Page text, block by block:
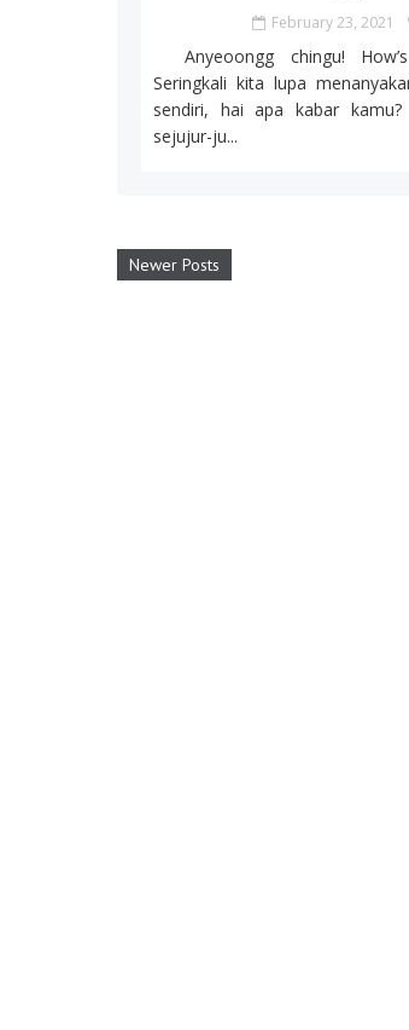
February 23, 2021
Anyeoongg chingu!
Seringkali kita lupa
sendiri, hai apa kabar
sejujur-ju...
Newer Posts